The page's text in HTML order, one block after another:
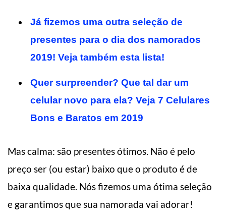
Já fizemos uma outra seleção de
presentes para o dia dos namorados
2019! Veja também esta lista!
Quer surpreender? Que tal dar um
celular novo para ela? Veja 7 Celulares
Bons e Baratos em 2019
Mas calma: são presentes ótimos. Não é pelo
preço ser (ou estar) baixo que o produto é de
baixa qualidade. Nós fizemos uma ótima seleção
e garantimos que sua namorada vai adorar!